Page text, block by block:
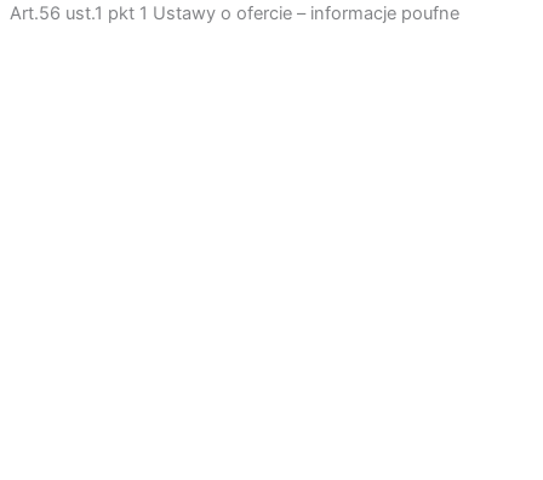
Art.56 ust.1 pkt 1 Ustawy o ofercie – informacje poufne